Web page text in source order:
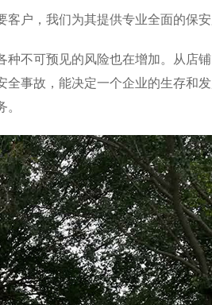
户，我们为其提供专业全面的保安
不可预见的风险也在增加。从店
事故，能决定一个企业的生存和